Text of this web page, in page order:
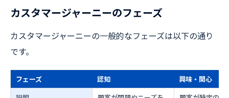
カスタマージャーニーのフェーズ
カスタマージャーニーの一般的なフェーズは以下の通り
です。
フェーズ 認知
興味・関心